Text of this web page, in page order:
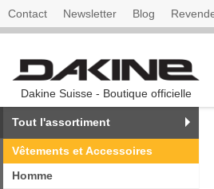
Contact Newsletter Blog
Dakine Suisse - Boutique officielle
Tout l'assortiment
Vêtements et Accessoires
Homme